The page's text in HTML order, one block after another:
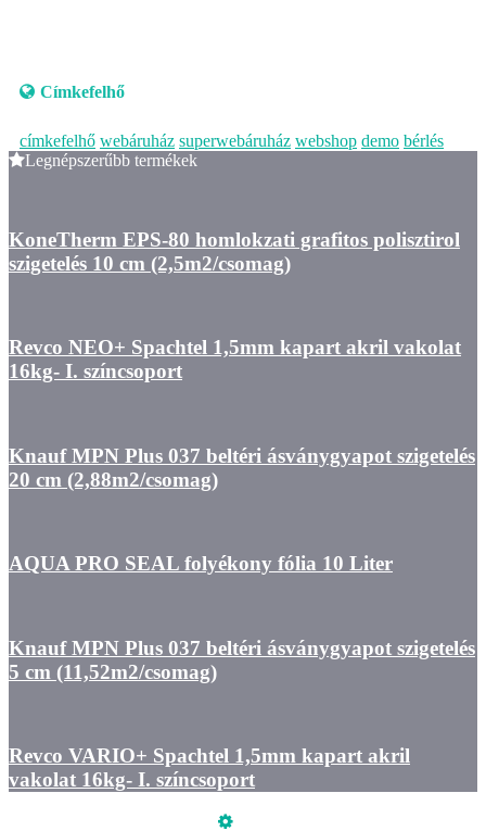
Címkefelhő
címkefelhő webáruház superwebáruház webshop demo bérlés
Legnépszerűbb termékek
KoneTherm EPS-80 homlokzati grafitos polisztirol
szigetelés 10 cm (2,5m2/csomag)
Revco NEO+ Spachtel 1,5mm kapart akril vakolat
16kg- I. színcsoport
Knauf MPN Plus 037 beltéri ásványgyapot szigetelés
20 cm (2,88m2/csomag)
AQUA PRO SEAL folyékony fólia 10 Liter
Knauf MPN Plus 037 beltéri ásványgyapot szigetelés
5 cm (11,52m2/csomag)
Revco VARIO+ Spachtel 1,5mm kapart akril
vakolat 16kg- I. színcsoport